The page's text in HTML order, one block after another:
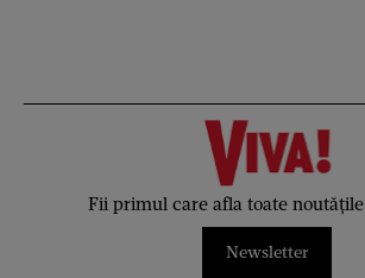
Fii primul care afla toate noutățile
Newsletter